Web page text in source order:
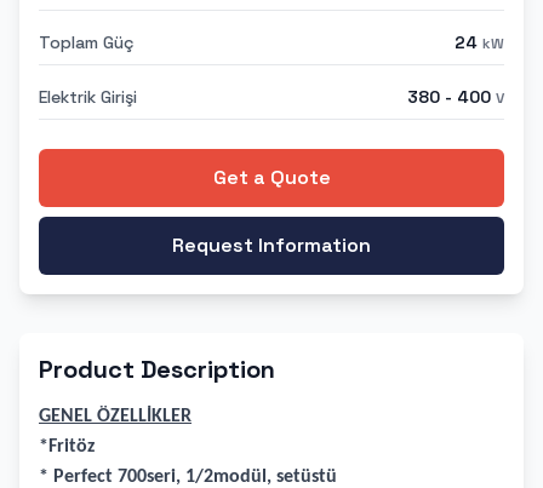
Toplam Güç 24 kW
Elektrik Girişi 380 - 400 V
Get a Quote
Request Information
Product Description
GENEL ÖZELLİKLER
*Fritöz
* Perfect 700seri, 1/2modül, setüstü